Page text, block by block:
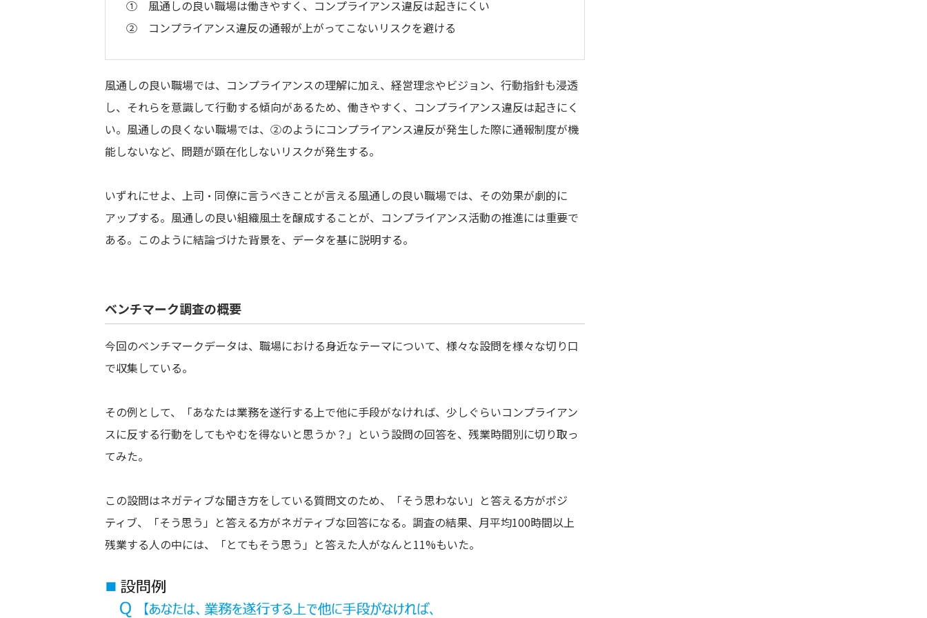
① 風通しの良い職場は働きやすく、コンプライアンス違反は起きにくい
② コンプライアンス違反の通報が上がってこないリスクを避ける
風通しの良い職場では、コンプライアンスの理解に加え、経営理念やビジョン、行動指針も浸透
し、それらを意識して行動する傾向があるため、働きやすく、コンプライアンス違反は起きにく
い。風通しの良くない職場では、②のようにコンプライアンス違反が発生した際に通報制度が機
能しないなど、問題が顕在化しないリスクが発生する。
いずれにせよ、上司・同僚に言うべきことが言える風通しの良い職場では、その効果が劇的に
アップする。風通しの良い組織風土を醸成することが、コンプライアンス活動の推進には重要で
ある。このように結論づけた背景を、データを基に説明する。
ベンチマーク調査の概要
今回のベンチマークデータは、職場における身近なテーマについて、様々な設問を様々な切り口
で収集している。
その例として、「あなたは業務を遂行する上で他に手段がなければ、少しぐらいコンプライアン
スに反する行動をしてもやむを得ないと思うか？」という設問の回答を、残業時間別に切り取っ
てみた。
この設問はネガティブな聞き方をしている質問文のため、「そう思わない」と答える方がポジ
ティブ、「そう思う」と答える方がネガティブな回答になる。調査の結果、月平均100時間以上
残業する人の中には、「とてもそう思う」と答えた人がなんと11%もいた。